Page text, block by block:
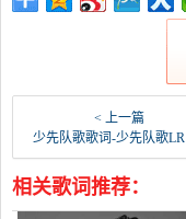
< 上一篇
少先队歌歌词-少先队歌LRC歌词-群星
相关歌词推荐：